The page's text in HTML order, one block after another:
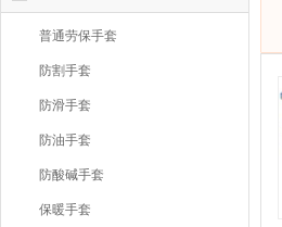
普通劳保手套
防割手套
防滑手套
防油手套
防酸碱手套
保暖手套